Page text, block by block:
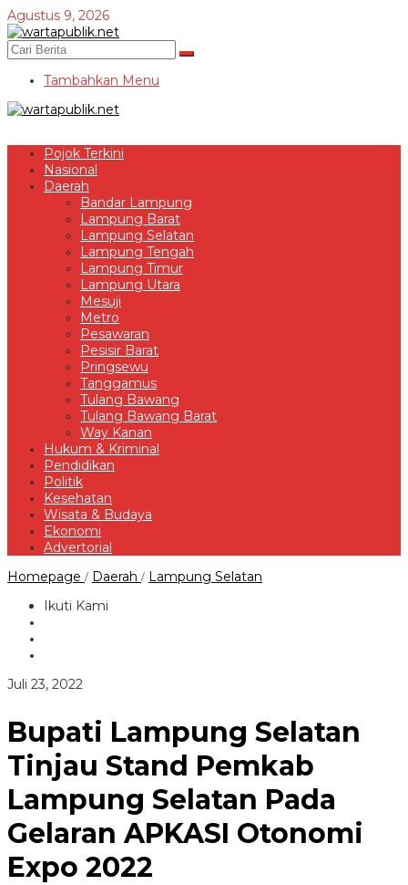
Lewati
ke
konten
Agustus 9, 2026
Tambahkan Menu
Pojok Terkini
Nasional
Daerah
Bandar Lampung
Lampung Barat
Lampung Selatan
Lampung Tengah
Lampung Timur
Lampung Utara
Mesuji
Metro
Pesawaran
Pesisir Barat
Pringsewu
Tanggamus
Tulang Bawang
Tulang Bawang Barat
Way Kanan
Hukum & Kriminal
Pendidikan
Politik
Kesehatan
Wisata & Budaya
Ekonomi
Advertorial
Homepage / Daerah / Lampung Selatan
APKASI
Otonomi
2022
Ikuti Kami
Juli 23, 2022
Bupati Lampung Selatan
Tinjau Stand Pemkab
Lampung Selatan Pada
Gelaran APKASI Otonomi
Expo 2022